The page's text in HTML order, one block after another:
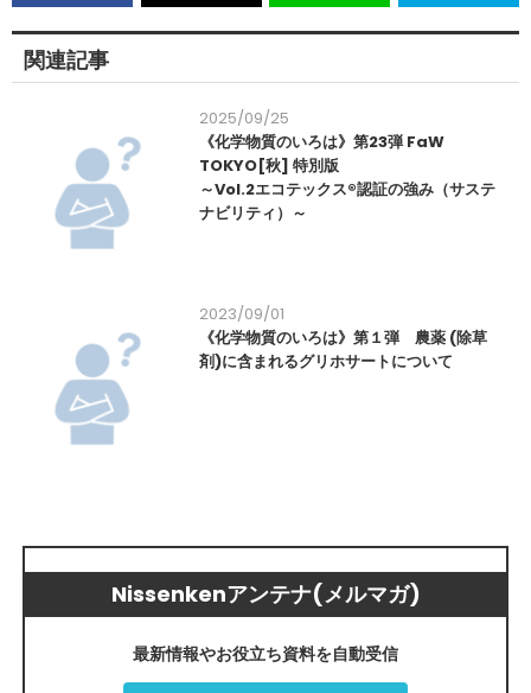
関連記事
2025/09/25
《化学物質のいろは》第23弾 FaW
TOKYO[秋] 特別版
～Vol.2エコテックス®認証の強み（サステ
ナビリティ）～
2023/09/01
《化学物質のいろは》第１弾 農薬 (除草
剤)に含まれるグリホサートについて
Nissenkenアンテナ(メルマガ)
最新情報やお役立ち資料を自動受信